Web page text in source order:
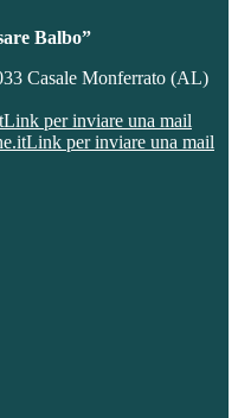
Balbo”
Casale Monferrato (AL)
Link per inviare una mail
Link per inviare una mail